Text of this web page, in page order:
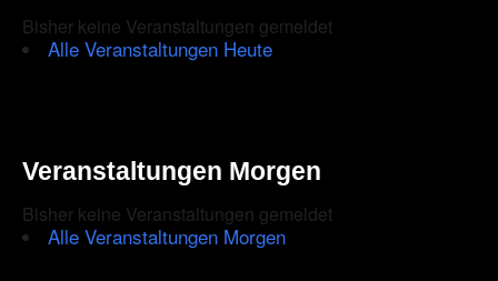
Bisher keine Veranstaltungen gemeldet
Alle Veranstaltungen Heute
Veranstaltungen Morgen
Bisher keine Veranstaltungen gemeldet
Alle Veranstaltungen Morgen